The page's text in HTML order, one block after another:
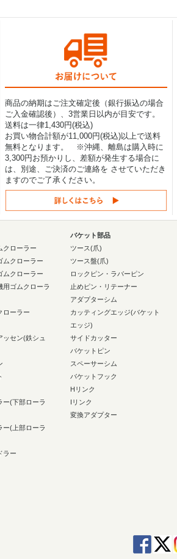
商品の納期はご注文確定後（銀行振込の場合
ご入金確認後）、3営業日以内が目安です。
送料は一律1,430円(税込)
お買い物合計額が11,000円(税込)以上で送料
無料となります。 ※沖縄、離島は購入時に
3,300円お預かりし、差額が発生する場合に
は、別途、ご決済のご連絡を させていただき
ますのでご了承ください。
クローラー
ムクローラー
ムクローラー
用ゴムクローラ
ローラー
ッセン(鉄シュ
ー(下部ローラ
ー(上部ローラ
ラー
バケット部品
ツース(爪)
ツース盤(爪)
ロックピン・ラバーピン
止めピン・リテーナー
アダプターシム
カッティングエッジ(バケット
エッジ)
サイドカッター
バケットピン
スペーサーシム
バケットフック
Hリンク
Iリンク
変換アダプター